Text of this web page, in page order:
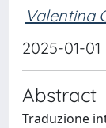
Valentina
2025-01-01
Abstract
Traduzione